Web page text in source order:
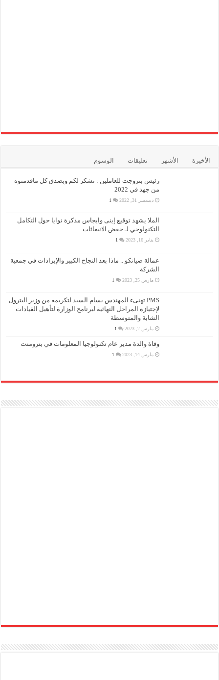
الأخيرة الأشهر تعليقات الوسوم
رئيس بتروجت للعاملين : نشكر لكم وبصدق كل ماقدمتوه
من جهد في 2022
ديسمبر 31, 2022 1
الملا يشهد توقيع إينى وايجاس مذكرة نوايا حول التكامل
التكنولوجي لـ خفض الانبعاثات
يناير 16, 2023 1
عمالة صيانكو .. ماذا بعد النجاح الكبير والإيرادات في جمعية
الشركة
مارس 25, 2023 1
PMS تهنىء المهندس بسام السيد لتكريمه من وزير البترول
لإجتيازه المراحل النهائية لبرنامج الوزارة لتأهيل القيادات
الشابة والمتوسطة
مارس 2, 2023 1
وفاة والدة مدير عام تكنولوجيا المعلومات في بترومنت
مارس 14, 2023 1